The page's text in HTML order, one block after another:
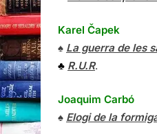
Karel Čapek
♠ La guerra de les
♣ R.U.R.
Joaquim Carbó
♠ Elogi de la